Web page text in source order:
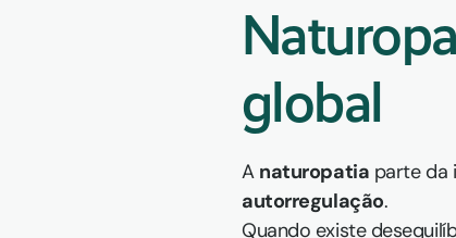
global
A naturopatia parte da
autorregulação.
Quando existe